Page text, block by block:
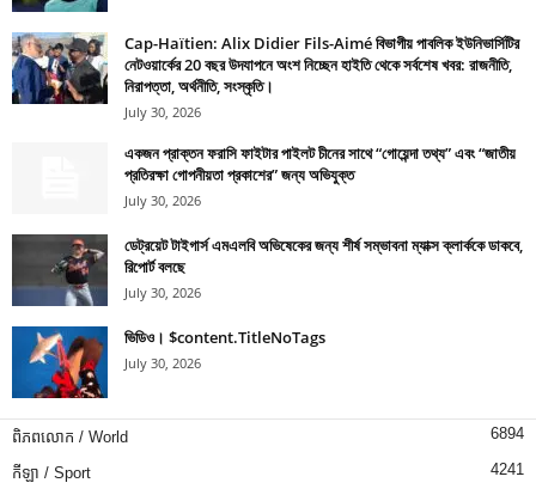
Cap-Haïtien: Alix Didier Fils-Aimé বিভাগীয় পাবলিক ইউনিভার্সিটির
নেটওয়ার্কের 20 বছর উদযাপনে অংশ নিচ্ছেন হাইতি থেকে সর্বশেষ খবর: রাজনীতি,
নিরাপত্তা, অর্থনীতি, সংস্কৃতি।
July 30, 2026
একজন প্রাক্তন ফরাসি ফাইটার পাইলট চীনের সাথে “গোয়েন্দা তথ্য” এবং “জাতীয়
প্রতিরক্ষা গোপনীয়তা প্রকাশের” জন্য অভিযুক্ত
July 30, 2026
ডেট্রয়েট টাইগার্স এমএলবি অভিষেকের জন্য শীর্ষ সম্ভাবনা ম্যাক্স ক্লার্ককে ডাকবে,
রিপোর্ট বলছে
July 30, 2026
ভিডিও। $content.TitleNoTags
July 30, 2026
ពិភពលោក / World 6894
កីឡា / Sport 4241